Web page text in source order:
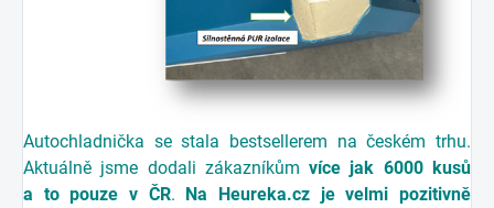
Autochladnička se stala bestsellerem na českém trhu.
Aktuálně jsme dodali zákazníkůmvíce jak 6000 kusů
a to pouze v ČR. Na Heureka.cz je velmi pozitivně